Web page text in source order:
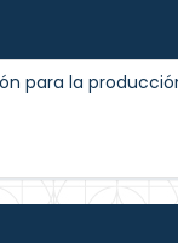
para la